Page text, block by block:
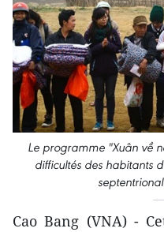
Le programme "Xuân về
difficultés des habitants
Cao Bang (VNA) -